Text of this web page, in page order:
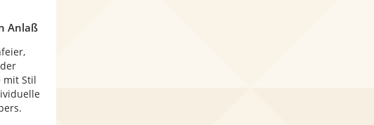
Anlaß
mit Stil